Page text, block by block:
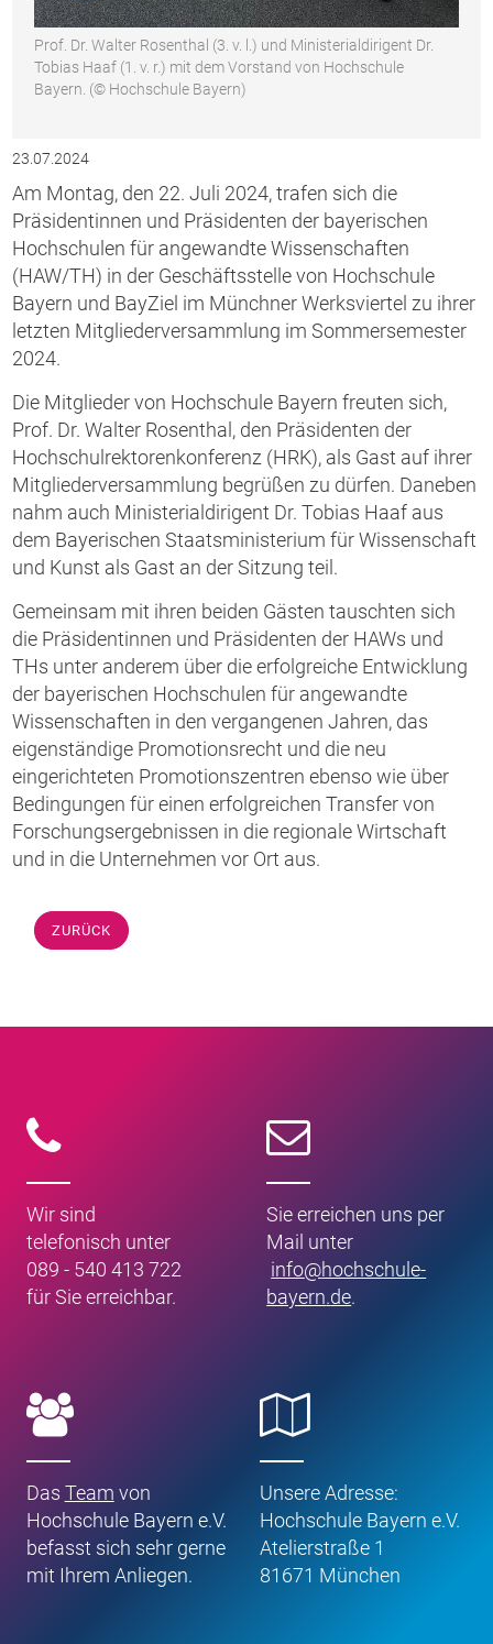
Prof. Dr. Walter Rosenthal (3. v. l.) und Ministerialdirigent Dr.
Tobias Haaf (1. v. r.) mit dem Vorstand von Hochschule
Bayern. (© Hochschule Bayern)
23.07.2024
Am Montag, den 22. Juli 2024, trafen sich die
Präsidentinnen und Präsidenten der bayerischen
Hochschulen für angewandte Wissenschaften
(HAW/TH) in der Geschäftsstelle von Hochschule
Bayern und BayZiel im Münchner Werksviertel zu ihrer
letzten Mitgliederversammlung im Sommersemester
2024.
Die Mitglieder von Hochschule Bayern freuten sich,
Prof. Dr. Walter Rosenthal, den Präsidenten der
Hochschulrektorenkonferenz (HRK), als Gast auf ihrer
Mitgliederversammlung begrüßen zu dürfen. Daneben
nahm auch Ministerialdirigent Dr. Tobias Haaf aus
dem Bayerischen Staatsministerium für Wissenschaft
und Kunst als Gast an der Sitzung teil.
Gemeinsam mit ihren beiden Gästen tauschten sich
die Präsidentinnen und Präsidenten der HAWs und
THs unter anderem über die erfolgreiche Entwicklung
der bayerischen Hochschulen für angewandte
Wissenschaften in den vergangenen Jahren, das
eigenständige Promotionsrecht und die neu
eingerichteten Promotionszentren ebenso wie über
Bedingungen für einen erfolgreichen Transfer von
Forschungsergebnissen in die regionale Wirtschaft
und in die Unternehmen vor Ort aus.
ZURÜCK
Wir sind
telefonisch unter
089 - 540 413 722
für Sie erreichbar.
Sie erreichen uns per
Mail unter
info@hochschule-
bayern.de.
Das Team von
Hochschule Bayern e.V.
befasst sich sehr gerne
mit Ihrem Anliegen.
Unsere Adresse:
Hochschule Bayern e.V.
Atelierstraße 1
81671 München